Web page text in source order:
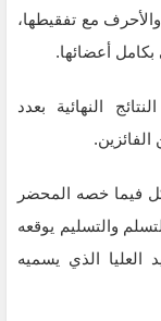
والأحرف مع تفقيطها،
أعضائها.
النهائية بعدد
كل فيما خصه المحضر
والتسليم يوقعه
العليا الذي يسميه